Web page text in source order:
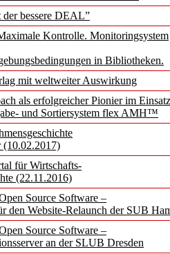
bessere DEAL”
Kontrolle. Monitoringsystem
in Bibliotheken.
mit weltweiter Auswirkung
als erfolgreicher Pionier im
und Sortiersystem flex AMH™
(10.02.2017)
für Wirtschafts-
(22.11.2016)
Source Software –
den Website-Relaunch der SUB
Source Software –
an der SLUB Dresden
mehr
besseren
Teil der
für